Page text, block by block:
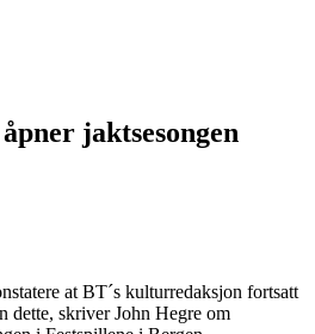
jaktsesongen
at BT´s kulturredaksjon fortsatt
dette, skriver John Hegre om